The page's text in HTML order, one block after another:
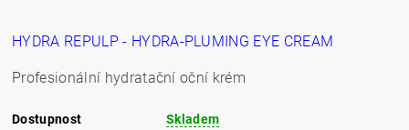
HYDRA REPULP - HYDRA-PLUMING EYE CREAM
Profesionální hydratační oční krém
Dostupnost Skladem